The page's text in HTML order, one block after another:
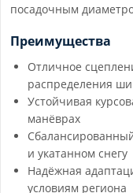
посадочным
Преимущества
Отличное
распределения
Устойчивая
манёврах
и укатанном снегу
Надёжная
условиям региона